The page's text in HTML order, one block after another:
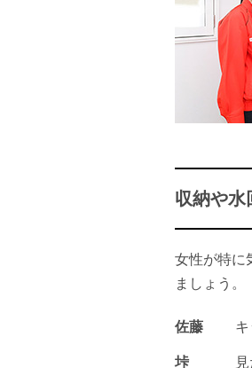
収納や水
女性が特に
ましょう。
佐藤
垰